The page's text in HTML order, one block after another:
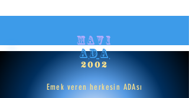
mavi
ADA
2002
Emek veren herkesin ADAsı